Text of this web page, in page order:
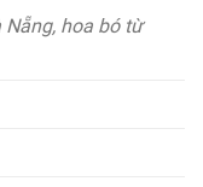
hoa bó từ